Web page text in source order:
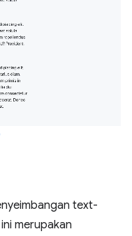
text-
merupakan